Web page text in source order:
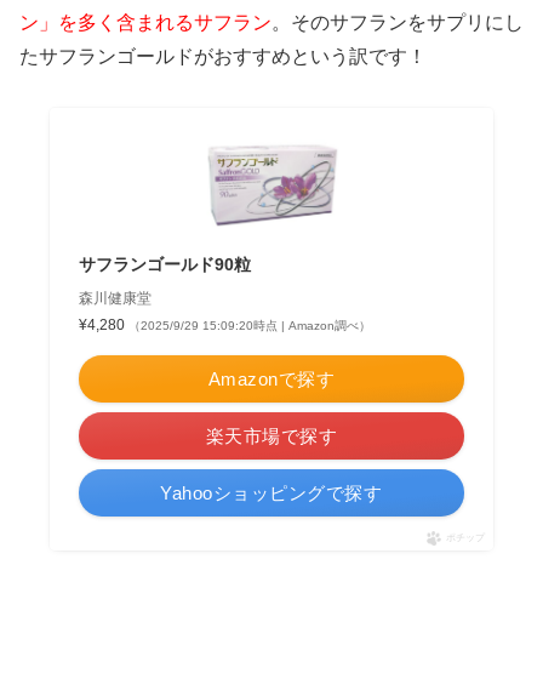
ン」を多く含まれるサフラン。そのサフランをサプリにし
たサフランゴールドがおすすめという訳です！
サフランゴールド90粒
森川健康堂
¥4,280
（2025/9/29 15:09:20時点 | Amazon調べ）
Amazonで探す
楽天市場で探す
Yahooショッピングで探す
ポチップ